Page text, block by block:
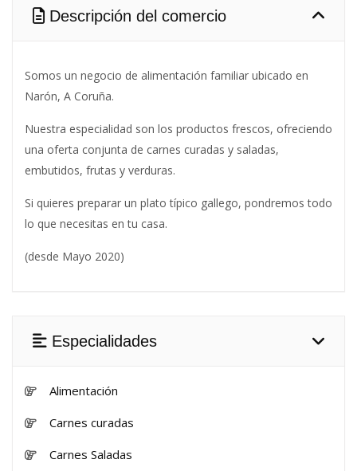
Descripción del comercio
Somos un negocio de alimentación familiar ubicado en
Narón, A Coruña.
Nuestra especialidad son los productos frescos, ofreciendo
una oferta conjunta de carnes curadas y saladas,
embutidos, frutas y verduras.
Si quieres preparar un plato típico gallego, pondremos todo
lo que necesitas en tu casa.
(desde Mayo 2020)
Especialidades
Alimentación
Carnes curadas
Carnes Saladas